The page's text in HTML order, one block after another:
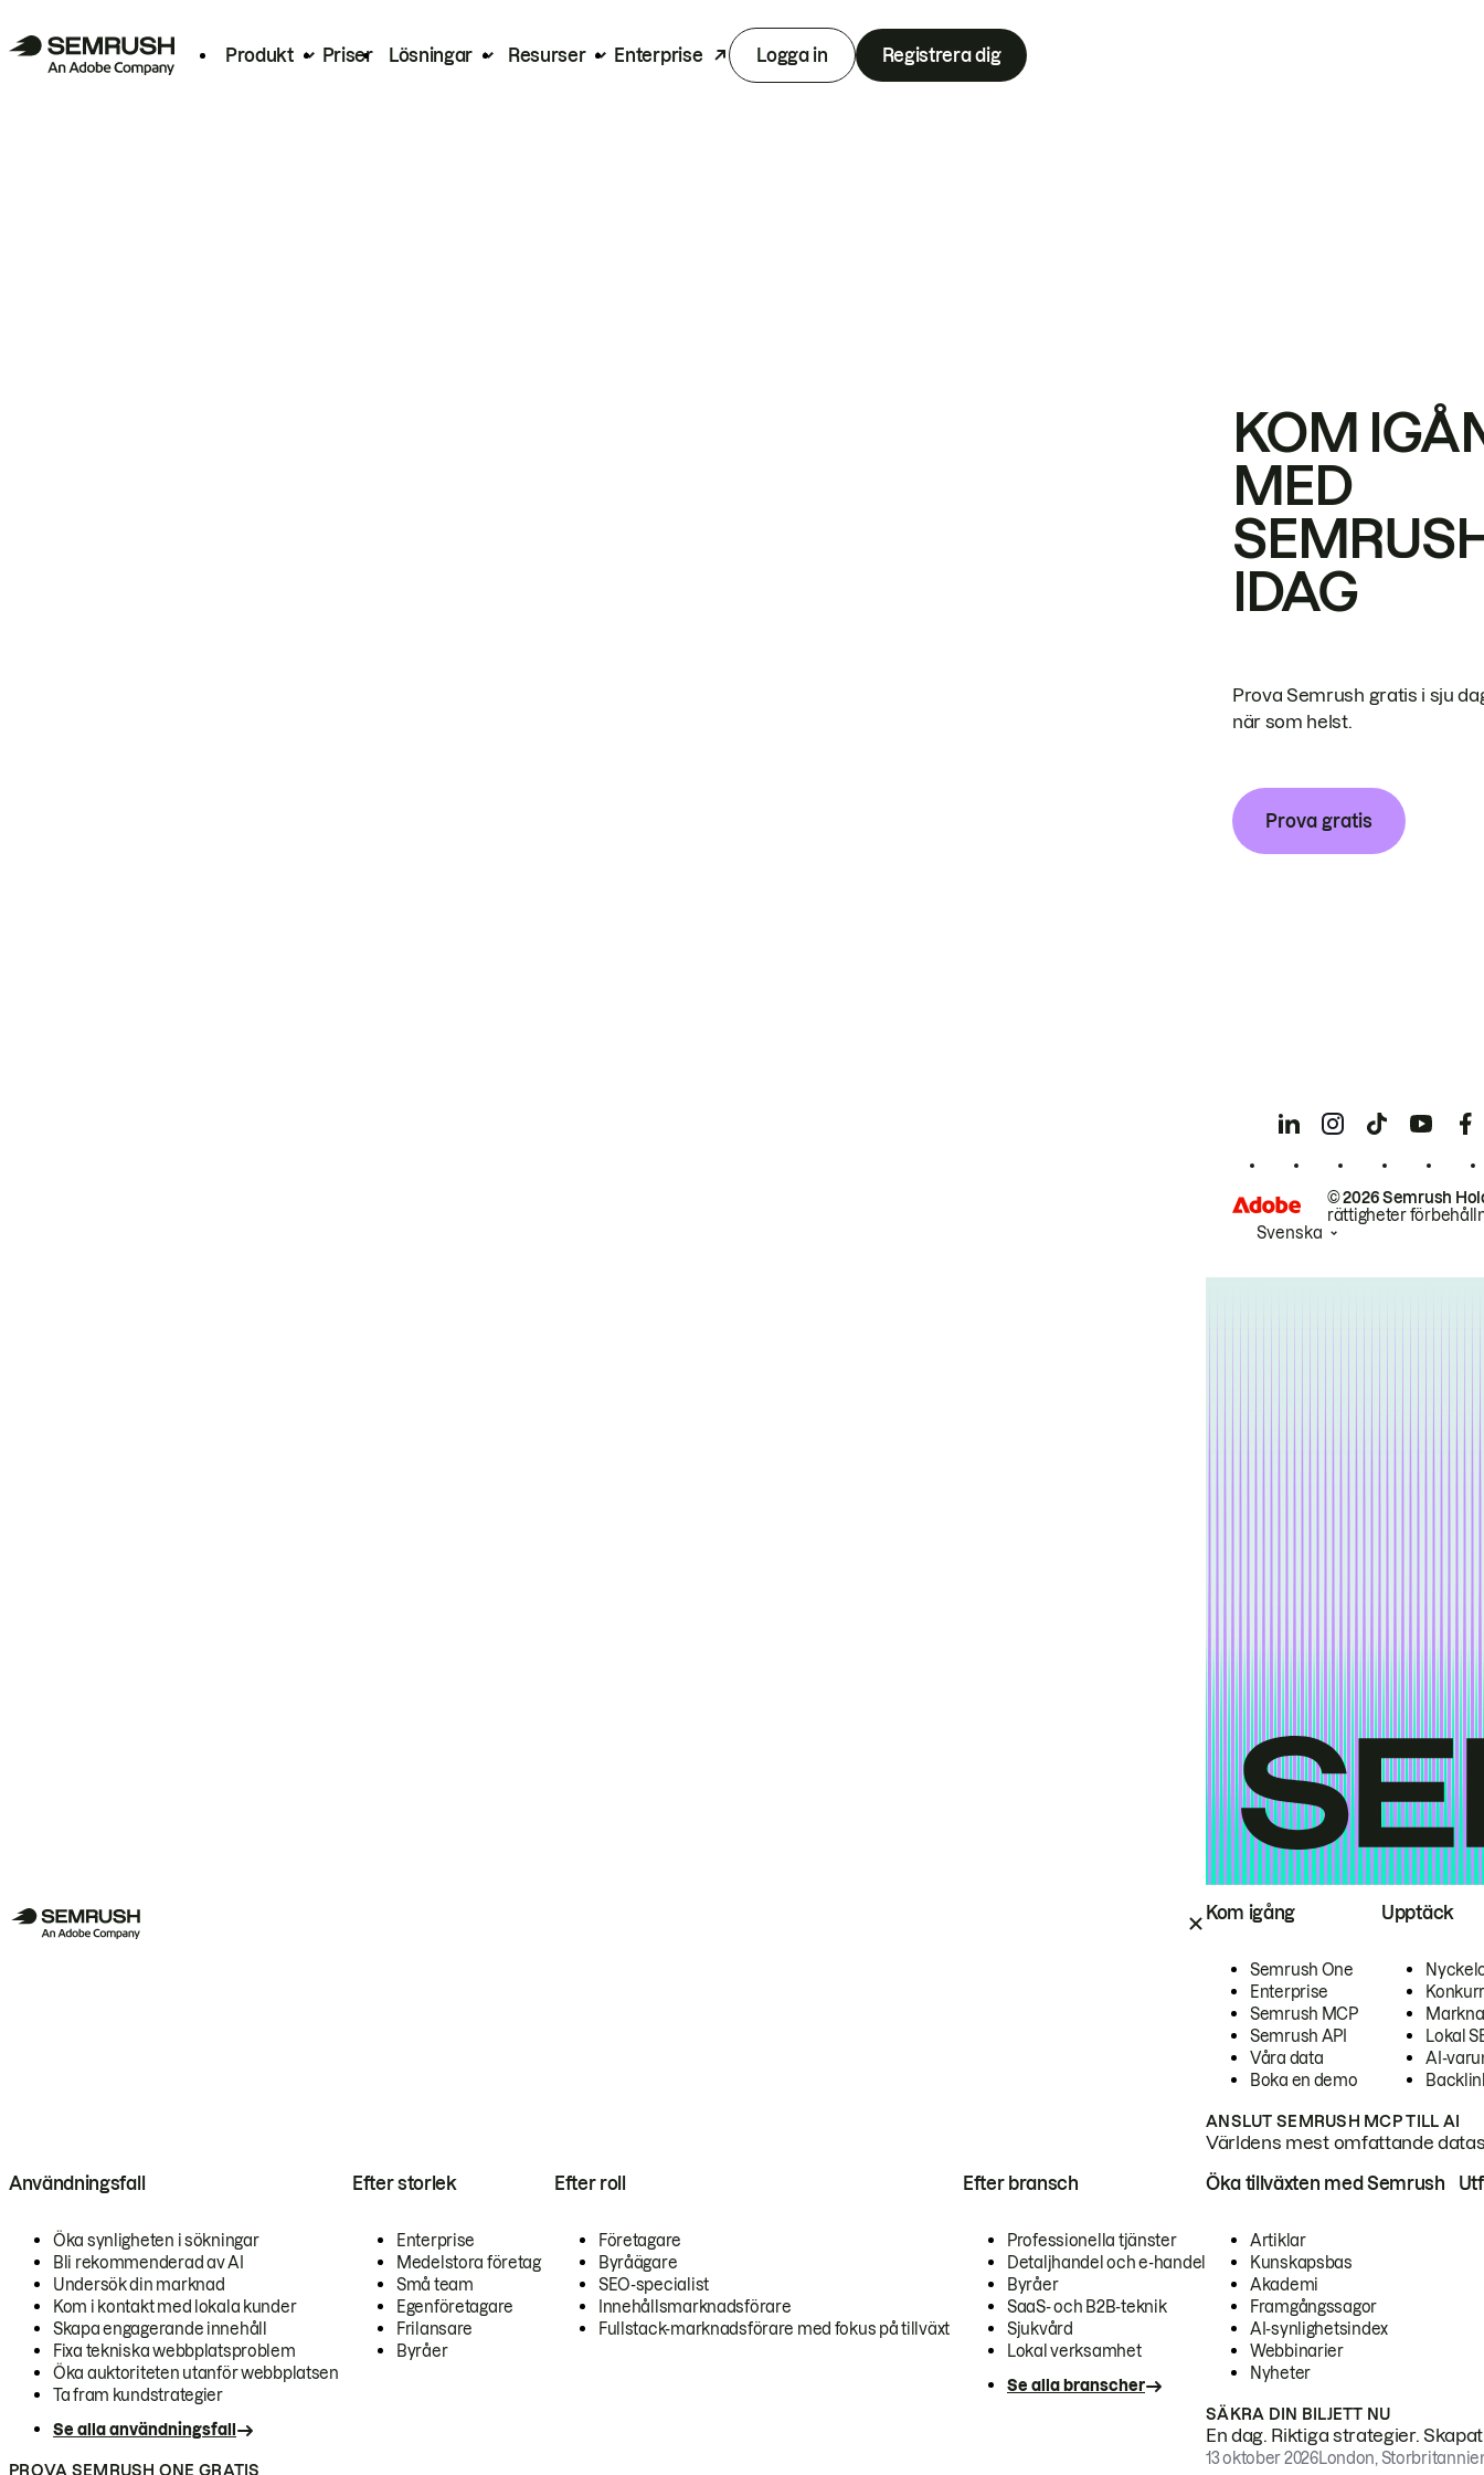
Produkt Priser Lösningar Resurser Enterprise Logga in Registrera dig
Kom igång
Semrush One
Enterprise
Semrush MCP
Semrush API
Våra data
Boka en demo
Upptäck
Lokal
AI-
ANSLUT SEMRUSH MCP TILL AI
Världens mest omfattande
Användningsfall
Öka synligheten i sökningar
Bli rekommenderad av AI
Undersök din marknad
Kom i kontakt med lokala kunder
Skapa engagerande innehåll
Fixa tekniska webbplatsproblem
Öka auktoriteten utanför webbplatsen
Ta fram kundstrategier
Se alla användningsfall
Efter storlek
Enterprise
Medelstora företag
Små team
Egenföretagare
Frilansare
Byråer
Efter roll
Företagare
Byråägare
SEO-specialist
Innehållsmarknadsförare
Fullstack-marknadsförare med fokus på tillväxt
Efter bransch
Professionella tjänster
Detaljhandel och e-handel
Byråer
SaaS- och B2B-teknik
Sjukvård
Lokal verksamhet
Se alla branscher
PROVA SEMRUSH ONE GRATIS
Öka tillväxten med Semrush
Artiklar
Kunskapsbas
Akademi
Framgångssagor
AI-synlighetsindex
Webbinarier
Nyheter
SÄKRA DIN BILJETT NU
En dag. Riktiga strategier.
13 oktober 2026London,
KOM
MED
IDAG
Prova Semrush gratis i sju
när som helst.
Prova gratis
© 2026 Semrush
rättigheter
Svenska